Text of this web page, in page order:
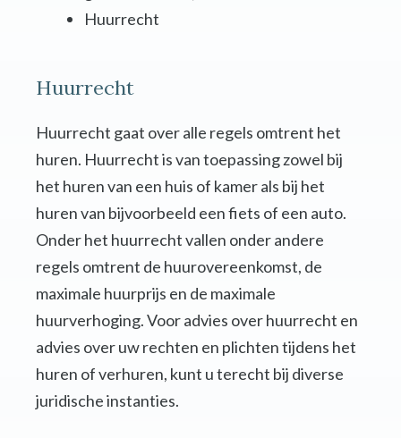
Huurrecht
Huurrecht
Huurrecht gaat over alle regels omtrent het
huren. Huurrecht is van toepassing zowel bij
het huren van een huis of kamer als bij het
huren van bijvoorbeeld een fiets of een auto.
Onder het huurrecht vallen onder andere
regels omtrent de huurovereenkomst, de
maximale huurprijs en de maximale
huurverhoging. Voor advies over huurrecht en
advies over uw rechten en plichten tijdens het
huren of verhuren, kunt u terecht bij diverse
juridische instanties.